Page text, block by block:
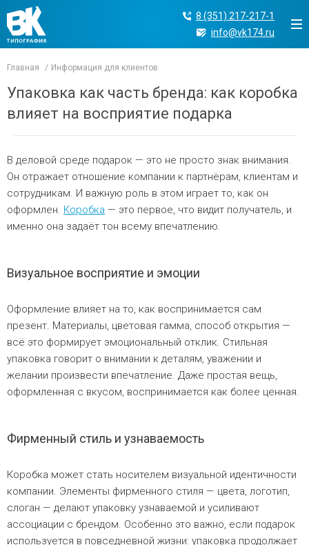
8 (351) 217-217-1
info@vk174.ru
Главная Информация для клиентов
Упаковка как часть бренда: как коробка
влияет на восприятие подарка
В деловой среде подарок — это не просто знак внимания.
Он отражает отношение компании к партнёрам, клиентам и
сотрудникам. И важную роль в этом играет то, как он
оформлен. Коробка — это первое, что видит получатель, и
именно она задаёт тон всему впечатлению.
Визуальное восприятие и эмоции
Оформление влияет на то, как воспринимается сам
презент. Материалы, цветовая гамма, способ открытия —
всё это формирует эмоциональный отклик. Стильная
упаковка говорит о внимании к деталям, уважении и
желании произвести впечатление. Даже простая вещь,
оформленная с вкусом, воспринимается как более ценная.
Фирменный стиль и узнаваемость
Коробка может стать носителем визуальной идентичности
компании. Элементы фирменного стиля — цвета, логотип,
слоган — делают упаковку узнаваемой и усиливают
ассоциации с брендом. Особенно это важно, если подарок
используется в повседневной жизни: упаковка продолжает